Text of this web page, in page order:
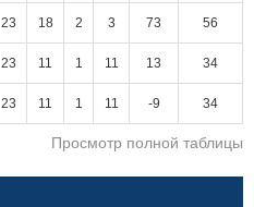
23 18 2 3 73 56
23 11 1 11 13 34
23 11 1 11 -9 34
Просмотр полной таблицы